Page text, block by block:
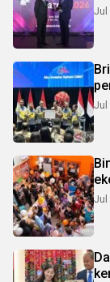
Jul
Jul
Jul